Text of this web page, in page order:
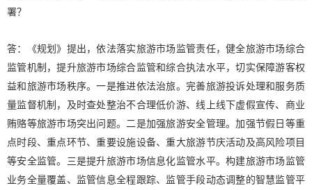
署？
答：《规划》提出，依法落实旅游市场监管责任，健全旅游市场综合
监管机制，提升旅游市场综合监管和综合执法水平，切实保障游客权
益和旅游市场秩序。一是推进依法治旅。完善旅游投诉处理和服务质
量监督机制，及时查处整治不合理低价游、线上线下虚假宣传、商业
贿赂等旅游市场突出问题。二是加强旅游安全管理。加强节假日等重
点时段、重点环节、重要设施设备、重大旅游节庆活动及高风险项目
等安全监管。三是提升旅游市场信息化监管水平。构建旅游市场监管
业务全量覆盖、监管信息全程跟踪、监管手段动态调整的智慧监管平